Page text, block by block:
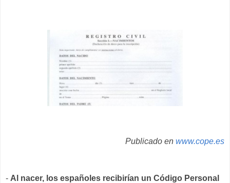
Publicado en www.cope.es
- Al nacer, los españoles recibirían un Código Personal